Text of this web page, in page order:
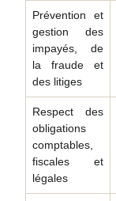
Prévention et
gestion des
impayés, de
la fraude et
des litiges
Respect des
obligations
comptables,
fiscales et
légales